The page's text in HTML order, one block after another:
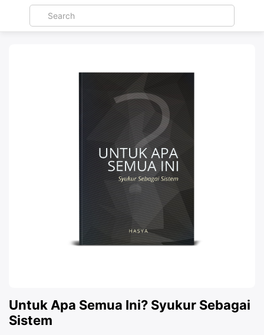
Untuk Apa Semua Ini? Syukur Sebagai
Sistem